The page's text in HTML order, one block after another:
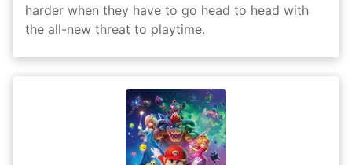
harder when they have to go head to head with
the all-new threat to playtime.